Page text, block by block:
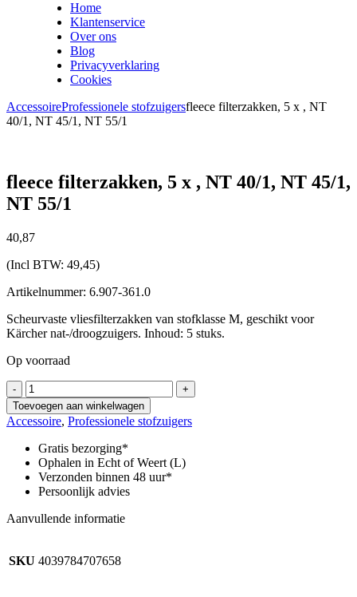
Home
Klantenservice
Over ons
Blog
Privacyverklaring
Cookies
AccessoireProfessionele stofzuigersfleece filterzakken, 5 x , NT
40/1, NT 45/1, NT 55/1
fleece filterzakken, 5 x , NT 40/1, NT 45/1,
NT 55/1
40,87
(Incl BTW: 49,45)
Artikelnummer: 6.907-361.0
Scheurvaste vliesfilterzakken van stofklasse M, geschikt voor
Kärcher nat-/droogzuigers. Inhoud: 5 stuks.
Op voorraad
-
fleece
filterzakken,
5
x
,
NT
40/1,
NT
NT
+
Toevoegen aan winkelwagen
Accessoire, Professionele stofzuigers
Gratis bezorging*
Ophalen in Echt of Weert (L)
Verzonden binnen 48 uur*
Persoonlijk advies
Aanvullende informatie
SKU 4039784707658